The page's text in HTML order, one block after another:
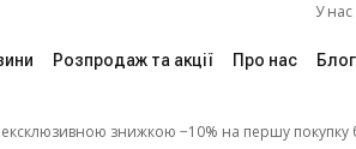
У нас можна
Розпродаж та акції Про нас Блог
ексклюзивною знижкою −10% на першу